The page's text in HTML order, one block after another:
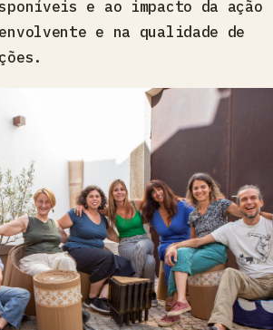
e ao impacto da ação
envolvente e na qualidade de